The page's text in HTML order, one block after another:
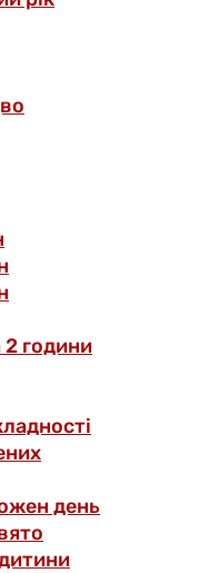
2 години
день